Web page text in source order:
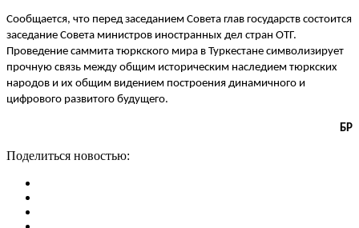
Сообщается, что перед заседанием Совета глав государств состоится
заседание Совета министров иностранных дел стран ОТГ.
Проведение саммита тюркского мира в Туркестане символизирует
прочную связь между общим историческим наследием тюркских
народов и их общим видением построения динамичного и
цифрового развитого будущего.
БР
Поделиться новостью: